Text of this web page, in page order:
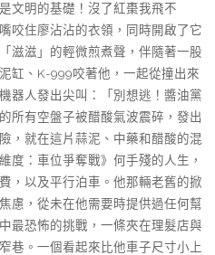
文明的基礎！沒了紅棗我飛不
咬住廖沾沾的衣領，同時開啟了它
滋滋」的輕微煎煮聲，伴隨著一股
缸、K-999咬著他，一起從撞出來
器人發出尖叫：「別想逃！醬油黨
所有空盤子被醋酸氣波震碎，發出
，就在這片蒜泥、中藥和醋酸的混
度：車位爭奪戰》何手殘的人生，
，以及平行泊車。他那輛老舊的掀
慮，從未在他需要時提供過任何幫
最恐怖的挑戰，一條夾在理髮店與
巷。一個看起來比他車子尺寸小上